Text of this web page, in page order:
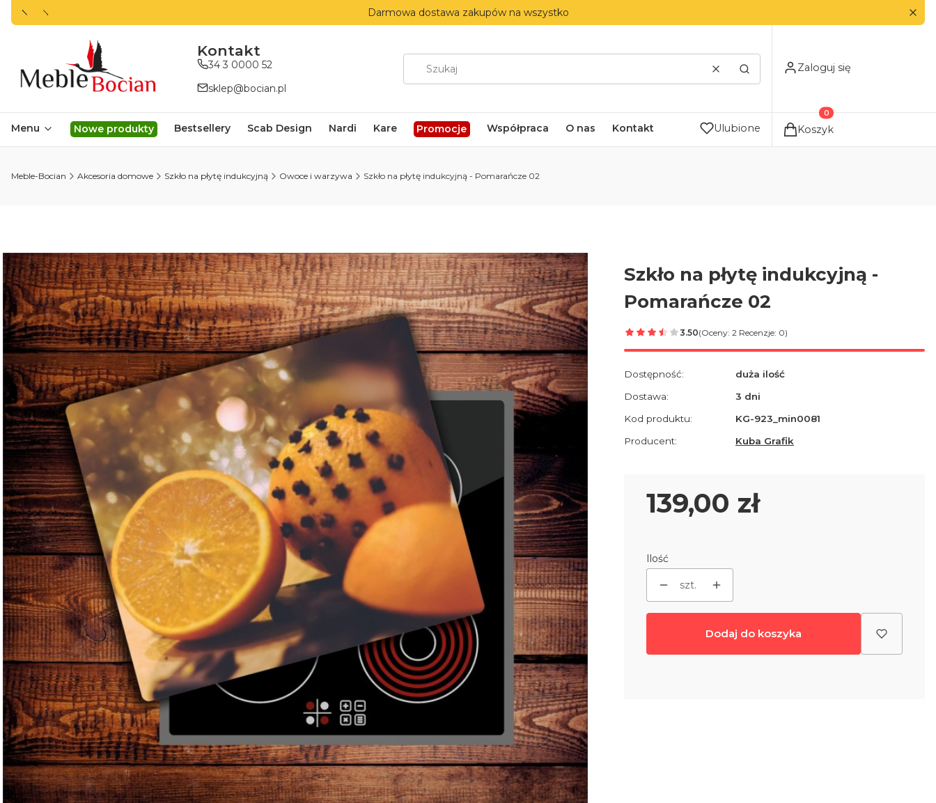
Darmowa dostawa zakupów na wszystko
ㅤㅤㅤㅤㅤㅤㅤㅤKontakt
34 3 0000 52
sklep@bocian.pl
WyczyśćSzukaj
Zaloguj się
Menu Nowe produkty Bestsellery Scab Design Nardi Kare Promocje Współpraca O nas Kontakt Ulubione
Produkty w koszyku: 0.
Koszyk
Meble-Bocian Akcesoria domowe Szkło na płytę indukcyjną Owoce i warzywa Szkło na płytę indukcyjną - Pomarańcze 02
Szkło na płytę indukcyjną -
Pomarańcze 02
3.50(Oceny: 2 Recenzje: 0)
Dostępność:
duża ilość
Dostawa:
3 dni
Kod produktu:
KG-923_min0081
Producent:
Kuba Grafik
Cena
139,00 zł
Ilość
szt.
Dodaj do koszyka